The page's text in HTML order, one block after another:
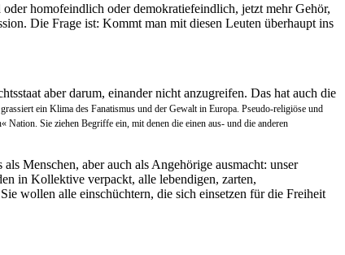
homofeindlich oder demokratiefeindlich, jetzt mehr Gehör,
Die Frage ist: Kommt man mit diesen Leuten überhaupt ins
aber darum, einander nicht anzugreifen. Das hat auch die
ein Klima des Fanatismus und der Gewalt in Europa. Pseudo-religiöse und
Sie ziehen Begriffe ein, mit denen die einen aus- und die anderen
Menschen, aber auch als Angehörige ausmacht: unser
in Kollektive verpackt, alle lebendigen, zarten,
wollen alle einschüchtern, die sich einsetzen für die Freiheit